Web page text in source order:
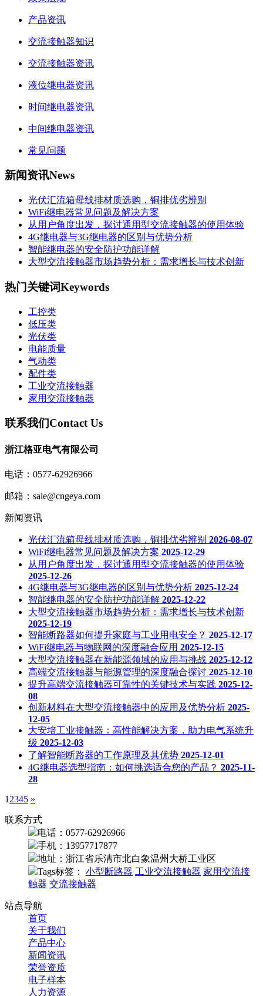
产品资讯
交流接触器知识
交流接触器资讯
液位继电器资讯
时间继电器资讯
中间继电器资讯
常见问题
新闻资讯News
光伏汇流箱母线排材质选购，铜排优劣辨别
WiFi继电器常见问题及解决方案
从用户角度出发，探讨通用型交流接触器的使用体验
4G继电器与3G继电器的区别与优势分析
智能继电器的安全防护功能详解
大型交流接触器市场趋势分析：需求增长与技术创新
热门关键词Keywords
工控类
低压类
光伏类
电能质量
气动类
配件类
工业交流接触器
家用交流接触器
联系我们Contact Us
浙江格亚电气有限公司
电话：0577-62926966
邮箱：sale@cngeya.com
新闻资讯
光伏汇流箱母线排材质选购，铜排优劣辨别 2026-08-07
WiFi继电器常见问题及解决方案 2025-12-29
从用户角度出发，探讨通用型交流接触器的使用体验
2025-12-26
4G继电器与3G继电器的区别与优势分析 2025-12-24
智能继电器的安全防护功能详解 2025-12-22
大型交流接触器市场趋势分析：需求增长与技术创新
2025-12-19
智能断路器如何提升家庭与工业用电安全？ 2025-12-17
WiFi继电器与物联网的深度融合应用 2025-12-15
大型交流接触器在新能源领域的应用与挑战 2025-12-12
高端交流接触器与能源管理的深度融合探讨 2025-12-10
提升高端交流接触器可靠性的关键技术与实践 2025-12-
08
创新材料在大型交流接触器中的应用及优势分析 2025-
12-05
大安培工业接触器：高性能解决方案，助力电气系统升
级 2025-12-03
了解智能断路器的工作原理及其优势 2025-12-01
4G继电器选型指南：如何挑选适合您的产品？ 2025-11-
28
1 2345 »
联系方式
电话：0577-62926966
手机：13957717877
地址：浙江省乐清市北白象温州大桥工业区
Tags标签： 小型断路器 工业交流接触器 家用交流接
触器 交流接触器
站点导航
首页
关于我们
产品中心
新闻资讯
荣誉资质
电子样本
人力资源